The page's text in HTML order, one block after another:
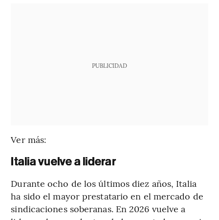
PUBLICIDAD
Ver más:
Italia vuelve a liderar
Durante ocho de los últimos diez años, Italia
ha sido el mayor prestatario en el mercado de
sindicaciones soberanas. En 2026 vuelve a